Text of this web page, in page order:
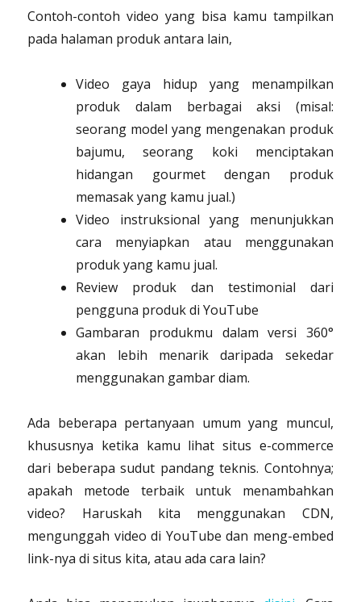
Contoh-contoh video yang bisa kamu tampilkan
pada halaman produk antara lain,
Video gaya hidup yang menampilkan
produk dalam berbagai aksi (misal:
seorang model yang mengenakan produk
bajumu, seorang koki menciptakan
hidangan gourmet dengan produk
memasak yang kamu jual.)
Video instruksional yang menunjukkan
cara menyiapkan atau menggunakan
produk yang kamu jual.
Review produk dan testimonial dari
pengguna produk di YouTube
Gambaran produkmu dalam versi 360°
akan lebih menarik daripada sekedar
menggunakan gambar diam.
Ada beberapa pertanyaan umum yang muncul,
khususnya ketika kamu lihat situs e-commerce
dari beberapa sudut pandang teknis. Contohnya;
apakah metode terbaik untuk menambahkan
video? Haruskah kita menggunakan CDN,
mengunggah video di YouTube dan meng-embed
link-nya di situs kita, atau ada cara lain?